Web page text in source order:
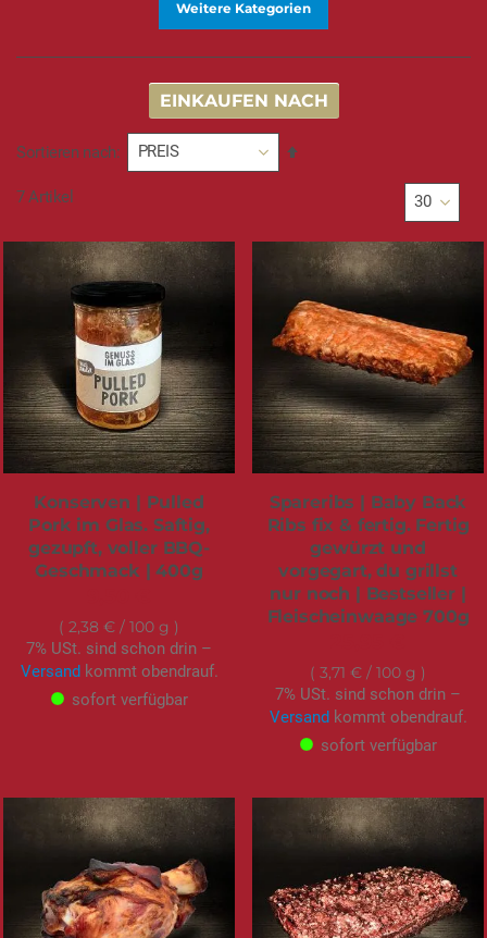
Weitere Kategorien
EINKAUFEN NACH
Sortieren nach
In
7Artikel
Konserven | Pulled
Pork im Glas. Saftig,
gezupft, voller BBQ-
Geschmack | 400g
2,38 € / 100 g
7% USt. sind schon drin –
Versandkommt obendrauf.
sofort verfügbar
Spareribs | Baby Back
Ribs fix & fertig. Fertig
gewürzt und
vorgegart, du grillst
nur noch | Bestseller |
Fleischeinwaage 700g
3,71 € / 100 g
7% USt. sind schon drin –
Versandkommt obendrauf.
sofort verfügbar